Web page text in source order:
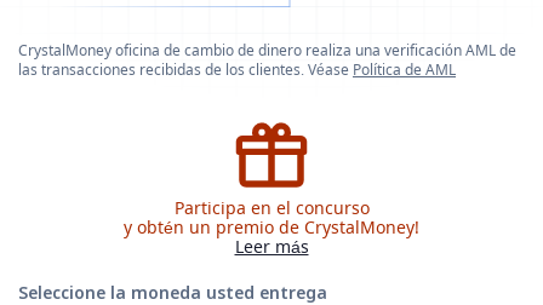
CrystalMoney oficina de cambio de dinero realiza una verificación AML de
las transacciones recibidas de los clientes. Véase Política de AML
Participa en el concurso
y obtén un premio de CrystalMoney!
Leer más
Seleccione la moneda usted entrega